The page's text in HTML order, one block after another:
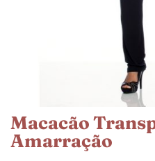
Macacão
Amarração